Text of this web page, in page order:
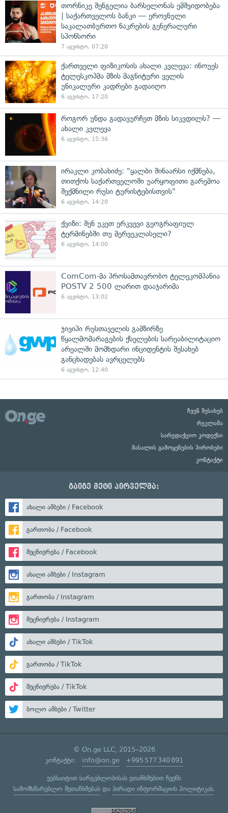
თორნიკე შენგელია ბარსელონას ემშვიდობება
| საქართველოს ბანკი — ეროვნული
საკალათბურთო ნაკრების გენერალური
სპონსორი
7 აგვისტო, 07:20
ქართველი ფიზიკოსის ახალი კვლევა: ინოუეს
ტელესკოპმა მზის მაგნიტური ველის
უნიკალური კადრები გადაიღო
6 აგვისტო, 17:20
როგორ უნდა გადავურჩეთ მზის სიკვდილს? —
ახალი კვლევა
6 აგვისტო, 15:36
ირაკლი კობახიძე: "ყალბი შინაარსი იქმნება,
თითქოს საქართველოში უარყოფითი გარემოა
შექმნილი რუსი ტურისტებისთვის"
6 აგვისტო, 14:20
ქვიზი: შენ უკეთ ერკვევი გეოგრაფიულ
ტერმინებში თუ მერვეკლასელი?
6 აგვისტო, 14:00
ComCom-მა პროსამთავრობო ტელეკომპანია
POSTV 2 500 ლარით დააჯარიმა
6 აგვისტო, 13:02
ჯივიპი რუსთაველის გამზირზე
წყალმომარაგების ქსელების სარეაბილიტაციო
არეალში მომხდარი ინციდენტის შესახებ
განცხადებას ავრცელებს
6 აგვისტო, 12:40
ჩვენ შესახებ
რეკლამა
სარედაქციო კოდექსი
მასალის გამოყენების პირობები
კონტაქტი
გაიგე მეტი პირველმა:
ახალი ამბები / Facebook
გართობა / Facebook
მეცნიერება / Facebook
ახალი ამბები / Instagram
გართობა / Instagram
მეცნიერება / Instagram
ახალი ამბები / TikTok
გართობა / TikTok
მეცნიერება / TikTok
ბოლო ამბები / Twitter
© On.ge LLC, 2015–2026
კონტაქტი: info@on.ge +995 577 340 891
ვებსაიტით სარგებლობისას ეთანხმებით ჩვენს
სამომხმარებლო შეთანხმებასდა პირადი ინფორმაციის პოლიტიკას.